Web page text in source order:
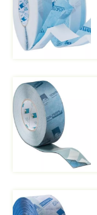
Afbeelding
Afbeelding